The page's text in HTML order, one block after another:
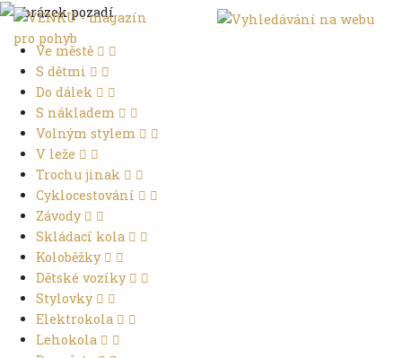
Ve městě
S dětmi
Do dálek
S nákladem
Volným stylem
V leže
Trochu jinak
Cyklocestování
Závody
Skládací kola
Koloběžky
Dětské vozíky
Stylovky
Elektrokola
Lehokola